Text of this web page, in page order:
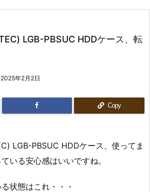
LGB-PBSUC HDDケース、転
2025年2月2日
Copy
LGB-PBSUC HDDケース、使ってま
いる安心感はいいですね。
状態はこれ・・・